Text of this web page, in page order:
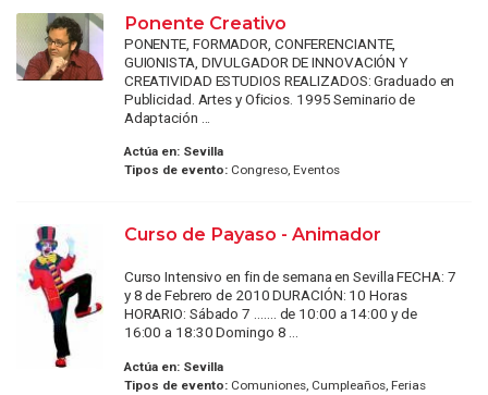
Ponente Creativo
PONENTE, FORMADOR, CONFERENCIANTE,
GUIONISTA, DIVULGADOR DE INNOVACIÓN Y
CREATIVIDAD ESTUDIOS REALIZADOS: Graduado en
Publicidad. Artes y Oficios. 1995 Seminario de
Adaptación ...
Actúa en: Sevilla
Tipos de evento:Congreso, Eventos
Curso de Payaso - Animador
Curso Intensivo en fin de semana en Sevilla FECHA: 7
y 8 de Febrero de 2010 DURACIÓN: 10 Horas
HORARIO: Sábado 7 ……. de 10:00 a 14:00 y de
16:00 a 18:30 Domingo 8 ...
Actúa en: Sevilla
Tipos de evento:Comuniones, Cumpleaños, Ferias